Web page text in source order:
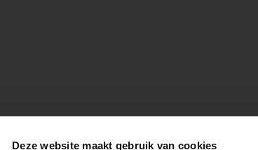
Deze website maakt gebruik van cookies